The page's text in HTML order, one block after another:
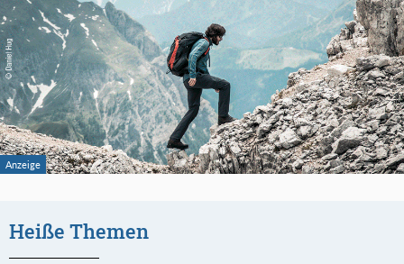
Heiße Themen